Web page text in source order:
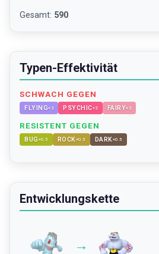
Gesamt: 590
Typen-Effektivität
SCHWACH GEGEN
FLYING× 2 PSYCHIC×2 FAIRY× 2
RESISTENT GEGEN
BUG ×0.5 ROCK×0.5 DARK×0.5
Entwicklungskette
→